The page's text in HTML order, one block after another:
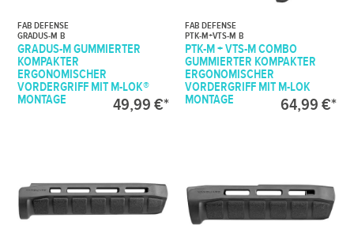
FAB DEFENSE
GRADUS-M B
GRADUS-M GUMMIERTER
KOMPAKTER
ERGONOMISCHER
VORDERGRIFF MIT M-LOK®
MONTAGE
49,99 €*
FAB DEFENSE
PTK-M+VTS-M B
PTK-M + VTS-M COMBO
GUMMIERTER KOMPAKTER
ERGONOMISCHER
VORDERGRIFF MIT M-LOK
MONTAGE
64,99 €*